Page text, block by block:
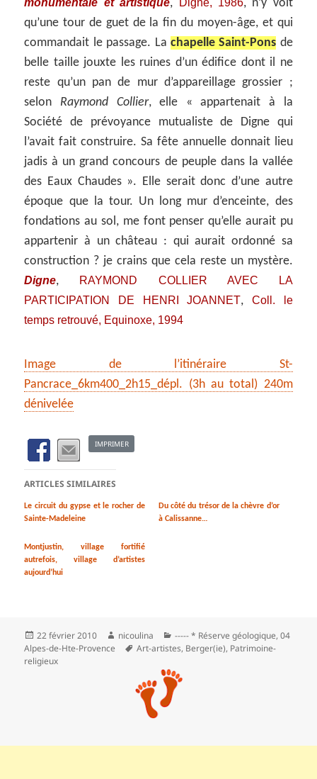
,
, n’y voit
qu’une tour de guet de la fin du moyen-âge, et qui
commandait le passage. La chapelle Saint-Pons de
belle taille jouxte les ruines d’un édifice dont il ne
reste qu’un pan de mur d’appareillage grossier ;
selon Raymond Collier, elle « appartenait à la
Société de prévoyance mutualiste de Digne qui
l’avait fait construire. Sa fête annuelle donnait lieu
jadis à un grand concours de peuple dans la vallée
des Eaux Chaudes ». Elle serait donc d’une autre
époque que la tour. Un long mur d’enceinte, des
fondations au sol, me font penser qu’elle aurait pu
appartenir à un château : qui aurait ordonné sa
construction ? je crains que cela reste un mystère.
Digne, RAYMOND COLLIER AVEC LA
PARTICIPATION DE HENRI JOANNET, Coll. le
temps retrouvé, Equinoxe, 1994
Image de l’itinéraire St-
Pancrace_6km400_2h15_dépl. (3h au total) 240m
dénivelée
IMPRIMER
ARTICLES SIMILAIRES
Le circuit du gypse et le rocher de
Sainte-Madeleine
Du côté du trésor de la chèvre d’or
à Calissanne…
Montjustin, village fortifié
autrefois, village d’artistes
aujourd’hui
Publié
le
22 février 2010 Auteur
nicoulina Catégories
----- * Réserve géologique,04
Alpes-de-Hte-Provence
Mots-
clés
Art-artistes, Berger(ie), Patrimoine-
religieux